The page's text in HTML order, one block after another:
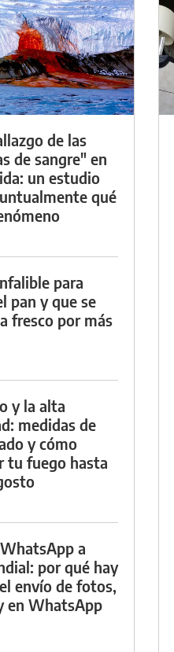
de las
de sangre" en
un estudio
qué
para
pan y que se
fresco por más
y la alta
medidas de
y cómo
tu fuego hasta
a
por qué hay
envío de fotos,
en WhatsApp